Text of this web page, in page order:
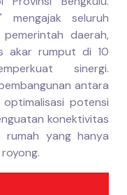
mengajak seluruh
daerah,
akar rumput di 10
sinergi.
antara
potensi
konektivitas
rumah yang hanya